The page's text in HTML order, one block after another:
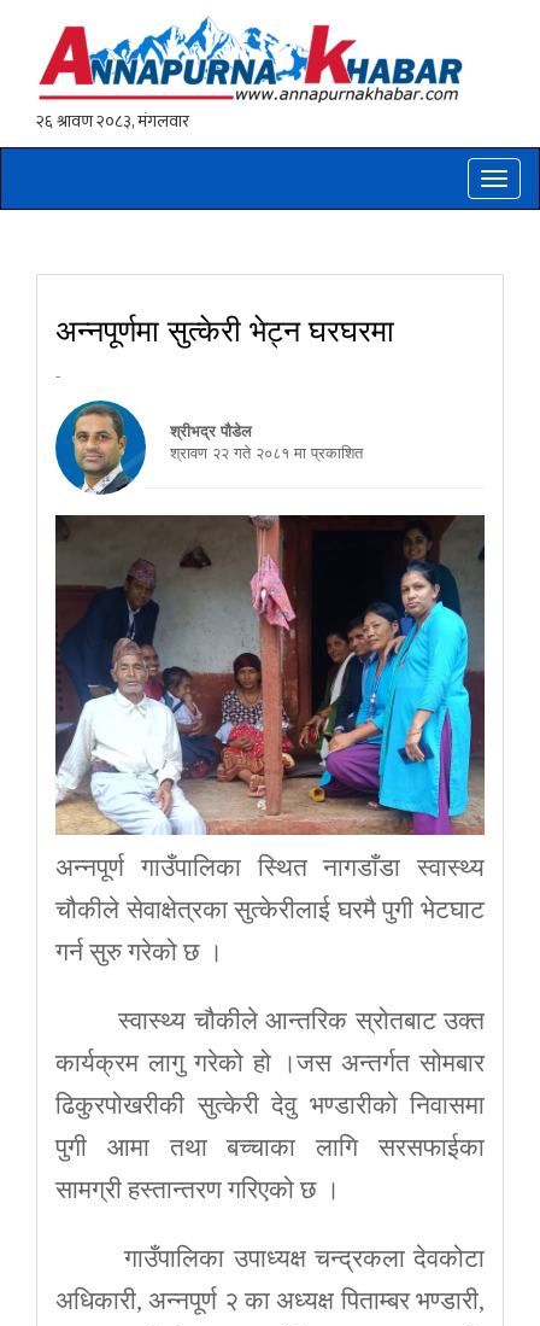
Toggle
अन्नपूर्णमा सुत्केरी भेट्न घरघरमा
-
श्रीभद्र पौडेल
श्रावण २२ गते २०८१ मा प्रकाशित
अन्नपूर्ण गाउँपालिका स्थित नागडाँडा स्वास्थ्य
चौकीले सेवाक्षेत्रका सुत्केरीलाई घरमै पुगी भेटघाट
गर्न सुरु गरेको छ ।
स्वास्थ्य चौकीले आन्तरिक स्रोतबाट उक्त
कार्यक्रम लागु गरेको हो ।जस अन्तर्गत सोमबार
ढिकुरपोखरीकी सुत्केरी देवु भण्डारीको निवासमा
पुगी आमा तथा बच्चाका लागि सरसफाईका
सामग्री हस्तान्तरण गरिएको छ ।
गाउँपालिका उपाध्यक्ष चन्द्रकला देवकोटा
अधिकारी, अन्नपूर्ण २ का अध्यक्ष पिताम्बर भण्डारी,